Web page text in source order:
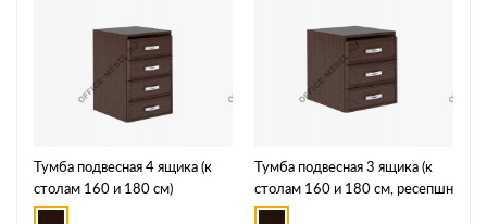
Тумба подвесная 4 ящика (к
столам 160 и 180 см)
PRT106.U2108
Тумба подвесная 3 ящика (к
столам 160 и 180 см, ресепшн
и боковой приставке)